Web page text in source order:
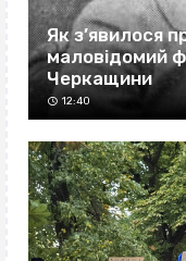
Як з’явилося
маловідомий
Черкащини
12:40